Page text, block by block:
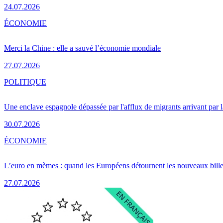
24.07.2026
Merci la Chine : elle a sauvé l’économie mondiale
27.07.2026
ÉCONOMIE
Une enclave espagnole dépassée par l'afflux de migrants arrivant par
30.07.2026
POLITIQUE
L’euro en mèmes : quand les Européens détournent les nouveaux
27.07.2026
ÉCONOMIE